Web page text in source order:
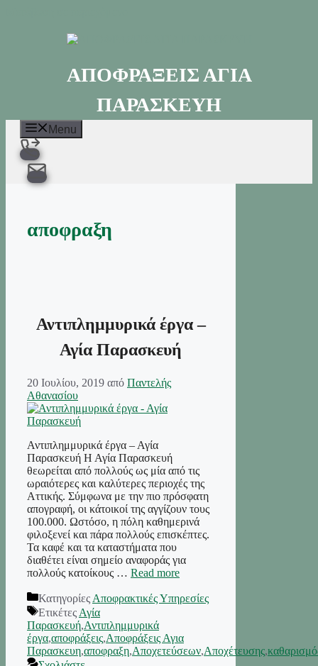
ΑΠΟΦΡΑΞΕΙΣ ΑΓΙΑ
ΠΑΡΑΣΚΕΥΗ
Menu
αποφραξη
Αντιπλημμυρικά έργα –
Αγία Παρασκευή
20 Ιουλίου, 2019 από Παντελής
Αθανασίου
Αντιπλημμυρικά έργα – Αγία
Παρασκευή Η Αγία Παρασκευή
θεωρείται από πολλούς ως μία από τις
ωραιότερες και καλύτερες περιοχές της
Αττικής. Σύμφωνα με την πιο πρόσφατη
απογραφή, οι κάτοικοί της αγγίζουν τους
100.000. Ωστόσο, η πόλη καθημερινά
φιλοξενεί και πάρα πολλούς επισκέπτες.
Τα καφέ και τα καταστήματα που
διαθέτει είναι σημείο αναφοράς για
πολλούς κατοίκους … Read more
Κατηγορίες Αποφρακτικές Υπηρεσίες
Ετικέτες Αγία
Παρασκευή,Αντιπλημμυρικά
έργα,αποφράξεις,Αποφράξεις Αγια
Παρασκευη,αποφραξη,Αποχετεύσεων,Αποχέτευσης,